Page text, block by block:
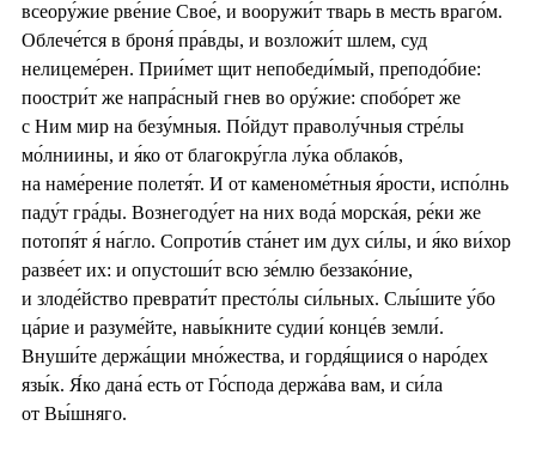
всеору́жие рве́ние Свое́, и вооружи́т тварь в месть враго́м.
Облече́тся в броня́ пра́вды, и возложи́т шлем, суд
нелицеме́рен. Прии́мет щит непобеди́мый, преподо́бие:
поостри́т же напра́сный гнев во ору́жие: спобо́рет же
с Ним мир на безу́мныя. По́йдут праволу́чныя стре́лы
мо́лниины, и я́ко от благокру́гла лу́ка облако́в,
на наме́рение полетя́т. И от каменоме́тныя я́рости, испо́лнь
паду́т гра́ды. Вознегоду́ет на них вода́ морска́я, ре́ки же
потопя́т я́ на́гло. Сопроти́в ста́нет им дух си́лы, и я́ко ви́хор
разве́ет их: и опустоши́т всю зе́млю беззако́ние,
и злоде́йство преврати́т престо́лы си́льных. Слы́шите у́бо
ца́рие и разуме́йте, навы́кните судии́ конце́в земли́.
Внуши́те держа́щии мно́жества, и гордя́щиися о наро́дех
язы́к. Я́ко дана́ есть от Го́спода держа́ва вам, и си́ла
от Вы́шняго.